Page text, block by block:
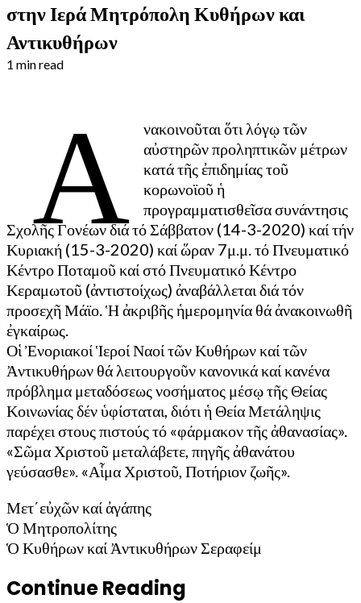
στην Ιερά Μητρόπολη Κυθήρων και
Αντικυθήρων
1 min read
Ἀ
νακοινοῦται ὅτι λόγῳ τῶν
αὐστηρῶν προληπτικῶν μέτρων
κατά τῆς ἐπιδημίας τοῦ
κορωνοϊοῦ ἡ
προγραμματισθεῖσα συνάντησις
Σχολῆς Γονέων διά τό Σάββατον (14-3-2020) καί τήν
Κυριακή (15-3-2020) καί ὥραν 7μ.μ. τό Πνευματικό
Κέντρο Ποταμοῦ καί στό Πνευματικό Κέντρο
Κεραμωτοῦ (ἀντιστοίχως) ἀναβάλλεται διά τόν
προσεχῆ Μάϊο. Ἡ ἀκριβῆς ἡμερομηνία θά ἀνακοινωθῆ
ἐγκαίρως.
Οἱ Ἐνοριακοί Ἱεροί Ναοί τῶν Κυθήρων καί τῶν
Ἀντικυθήρων θά λειτουργοῦν κανονικά καί κανένα
πρόβλημα μεταδόσεως νοσήματος μέσῳ τῆς Θείας
Κοινωνίας δέν ὑφίσταται, διότι ἡ Θεία Μετάληψις
παρέχει στους πιστούς τό «φάρμακον τῆς ἀθανασίας».
«Σῶμα Χριστοῦ μεταλάβετε, πηγῆς ἀθανάτου
γεύσασθε». «Αἷμα Χριστοῦ, Ποτήριον ζωῆς».
Μετ΄εὐχῶν καί ἀγάπης
Ὁ Μητροπολίτης
Ὁ Κυθήρων καί Ἀντικυθήρων Σεραφείμ
Continue Reading